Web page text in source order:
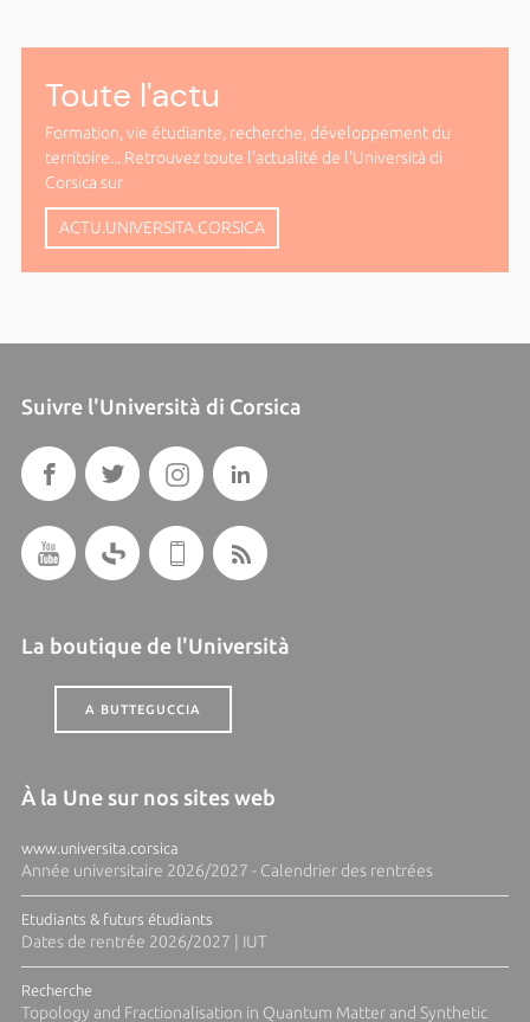
Toute l'actu
Formation, vie étudiante, recherche, développement du
territoire... Retrouvez toute l'actualité de l'Università di
Corsica sur
ACTU.UNIVERSITA.CORSICA
Suivre l'Università di Corsica
La boutique de l'Università
A BUTTEGUCCIA
À la Une sur nos sites web
www.universita.corsica
Année universitaire 2026/2027 - Calendrier des rentrées
Etudiants & futurs étudiants
Dates de rentrée 2026/2027 | IUT
Recherche
Topology and Fractionalisation in Quantum Matter and Synthetic